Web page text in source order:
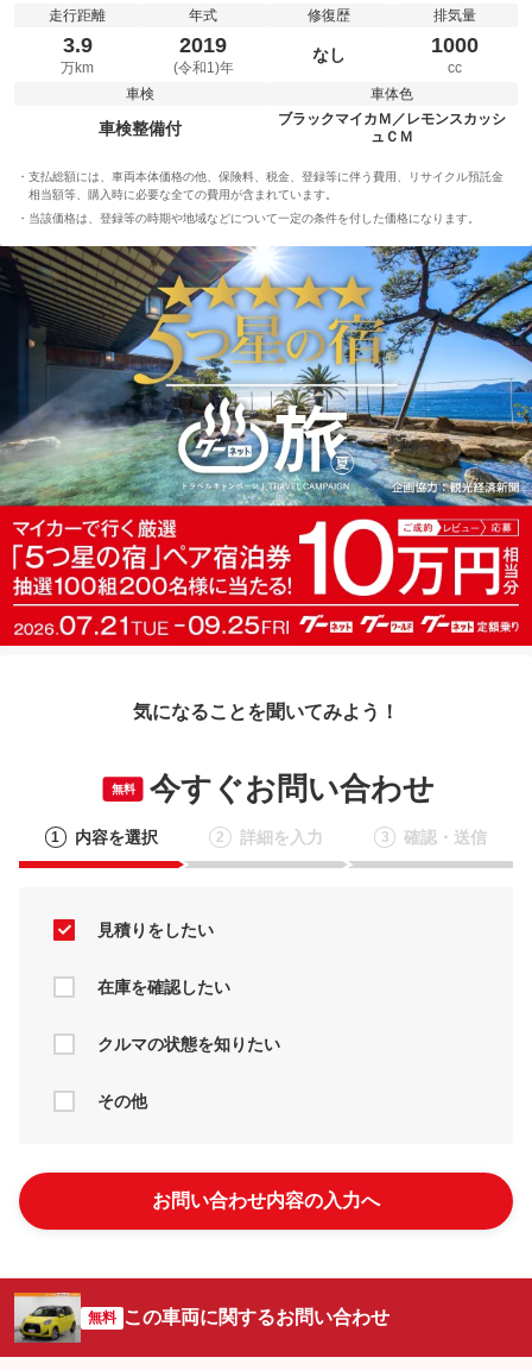
走行距離
3.9
万km
年式
2019
(令和1)年
修復歴
なし
排気量
1000
cc
車検
車検整備付
車体色
ブラックマイカＭ／レモンスカッシ
ュＣＭ
支払総額には、車両本体価格の他、保険料、税金、登録等に伴う費用、リサイクル預託金
相当額等、購入時に必要な全ての費用が含まれています。
当該価格は、登録等の時期や地域などについて一定の条件を付した価格になります。
気になることを聞いてみよう！
無料 今すぐお問い合わせ
1 内容を選択 2 詳細を入力 3 確認・送信
見積りをしたい
在庫を確認したい
クルマの状態を知りたい
その他
お問い合わせ内容の入力へ
無料 この車両に関するお問い合わせ